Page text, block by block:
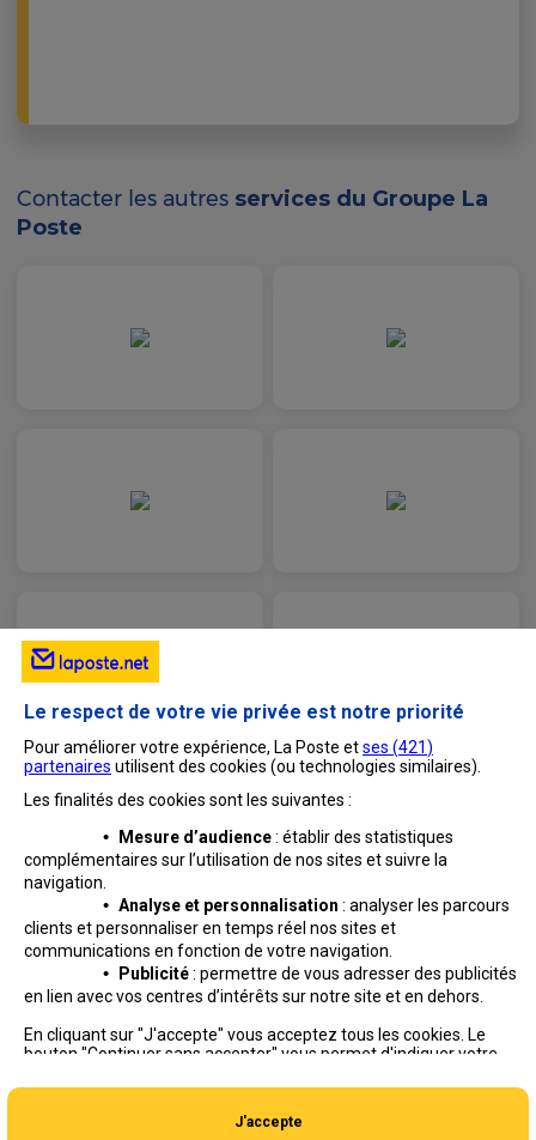
Contacter les autres services du Groupe La
Poste
La Poste Groupe La Poste recrute
Le respect de votre vie privée est notre priorité
Pour améliorer votre expérience, La Poste etses (421)
partenaires utilisent des cookies (ou technologies similaires).
Les finalités des cookies sont les suivantes :
•
Mesure d’audience: établir des statistiques
complémentaires sur l’utilisation de nos sites et suivre la
navigation.
•Analyse et personnalisation : analyser les parcours
clients et personnaliser en temps réel nos sites et
communications en fonction de votre navigation.
•
Publicité: permettre de vous adresser des publicités
en lien avec vos centres d’intérêts sur notre site et en dehors.
En cliquant sur "J'accepte" vous acceptez tous les cookies. Le
bouton "Continuer sans accepter" vous permet d'indiquer votre
seront déposés. Vous pouvez modifier vos choix à tout moment
ou obtenir plus d'informations via
J'accepte